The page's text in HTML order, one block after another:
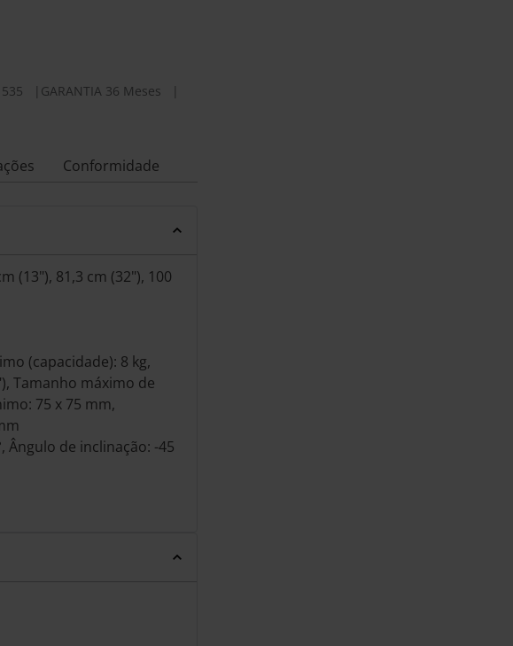
GARANTIA 36 Meses
Conformidade
(13"), 81,3 cm (32"), 100
(capacidade): 8 kg,
Tamanho máximo de
75 x 75 mm,
Ângulo de inclinação: -45